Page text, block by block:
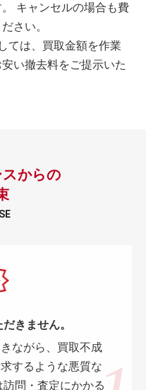
キャンセルの場合も費
さい。
ては、買取金額を作業
い撤去料をご提示いた
からの
きません。
ながら、買取不成
するような悪質な
問・査定にかかる